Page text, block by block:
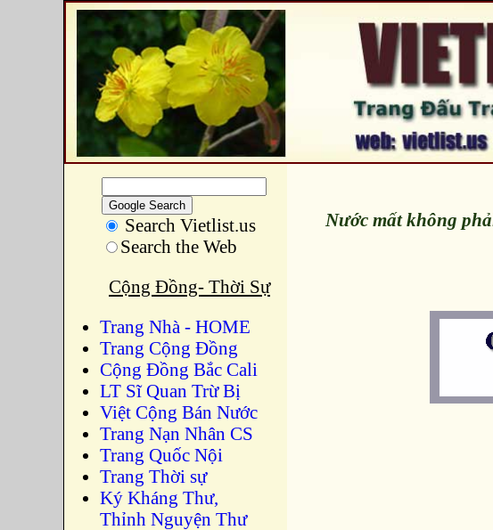
Search Vietlist.us
Search the Web
Cộng Đồng- Thời Sự
Trang Nhà - HOME
Trang Cộng Đồng
Cộng Đồng Bắc Cali
LT Sĩ Quan Trừ Bị
Việt Cộng Bán Nước
Trang Nạn Nhân CS
Trang Quốc Nội
Trang Thời sự
Ký Kháng Thư,
Thỉnh Nguyện Thư
Nước mất không